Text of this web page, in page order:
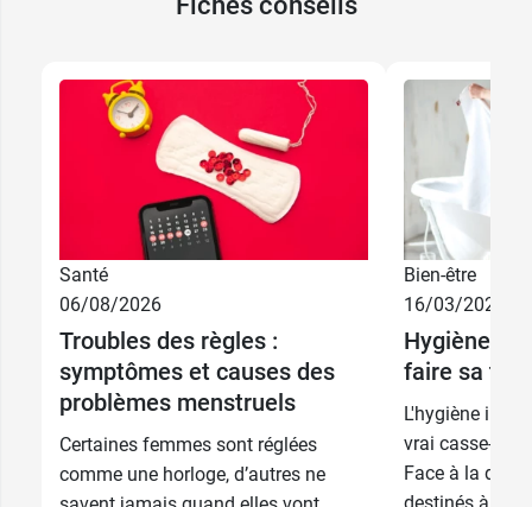
Santé
06/08/2026
Troubles des règles :
symptômes et causes des
problèmes menstruels
Certaines femmes sont réglées
comme une horloge, d’autres ne
Bien-être
16/03/2026
Hygiène
faire sa
L'hygiène
vrai casse-tête
Face à la